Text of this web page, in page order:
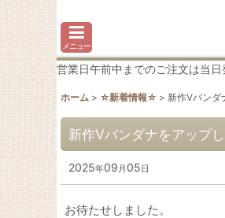
メニュー
営業日午前中までのご注文は当
ホーム > ☆新着情報☆ > 新作Vバンダ
新作Vバンダナをアップし
2025年09 月 05日
お待たせしました。